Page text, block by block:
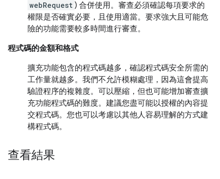
webRequest ) 合併使用。審查必須確認每項要求的
權限是否確實必要，且使用適當。要求強大且可能危
險的功能需要較多時間進行審查。
程式碼的金額和格式
擴充功能包含的程式碼越多，確認程式碼安全所需的
工作量就越多。我們不允許模糊處理，因為這會提高
驗證程序的複雜度。可以壓縮，但也可能增加審查擴
充功能程式碼的難度。建議您盡可能以授權的內容提
交程式碼。您也可以考慮以其他人容易理解的方式建
構程式碼。
查看結果